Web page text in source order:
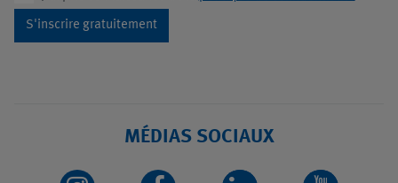
S'inscrire gratuitement
MÉDIAS SOCIAUX